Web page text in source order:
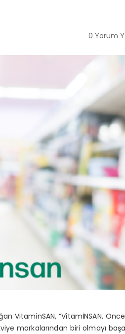
0 Yorum
VitaminSAN, “VitamİNSAN, Önce
markalarından biri olmayı